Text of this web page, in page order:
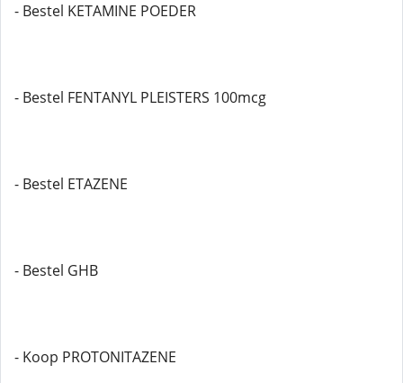
- Bestel KETAMINE POEDER
- Bestel FENTANYL PLEISTERS 100mcg
- Bestel ETAZENE
- Bestel GHB
- Koop PROTONITAZENE